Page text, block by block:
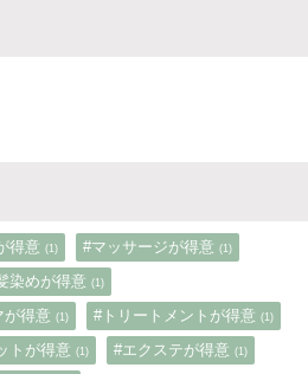
得意 (1) #マッサージが得意 (1)
染めが得意 (1)
が得意 (1) #トリートメントが得意 (1)
トが得意 (1) #エクステが得意 (1)